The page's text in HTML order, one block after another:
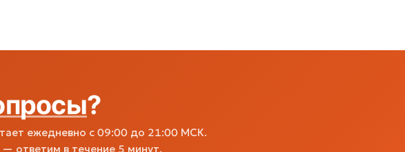
?
ежедневно с 09:00 до 21:00 МСК.
— ответим в течение 5 минут.